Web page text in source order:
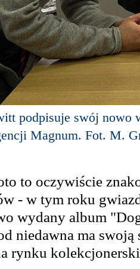
podpisuje swój nowo
Magnum. Fot. M.
to oczywiście
- w tym roku
wydany album
niedawna ma
rynku